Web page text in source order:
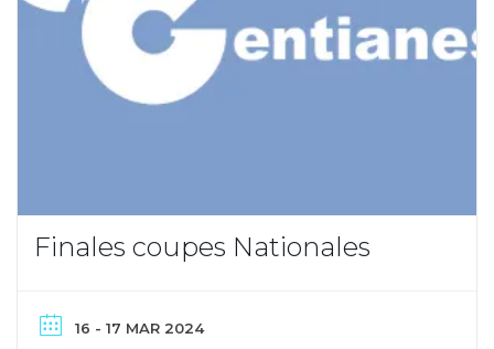
Finales coupes Nationales
16 - 17 MAR 2024